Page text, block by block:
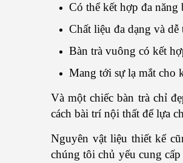
Có thể kết hợp đa
Chất liệu đa dạng và
Bàn trà vuông có kết
Mang tới sự lạ mắt cho
Và một chiếc bàn trà chỉ
cách bài trí nội thất để lựa
Nguyên vật liệu thiết kế
chúng tôi chủ yếu cung cấp